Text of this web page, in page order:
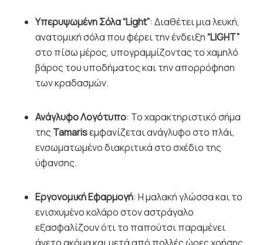
Υπερυψωμένη Σόλα “Light”: Διαθέτει μια λευκή,
ανατομική σόλα που φέρει την ένδειξη“LIGHT”
στο πίσω μέρος, υπογραμμίζοντας το χαμηλό
βάρος του υποδήματος και την απορρόφηση
των κραδασμών.
Ανάγλυφο Λογότυπο: Το χαρακτηριστικό σήμα
της Tamarisεμφανίζεται ανάγλυφο στο πλάι,
ενσωματωμένο διακριτικά στο σχέδιο της
ύφανσης.
Εργονομική Εφαρμογή: Η μαλακή γλώσσα και το
ενισχυμένο κολάρο στον αστράγαλο
εξασφαλίζουν ότι το παπούτσι παραμένει
άνετο ακόμα και μετά από πολλές ώρες χρήσης.